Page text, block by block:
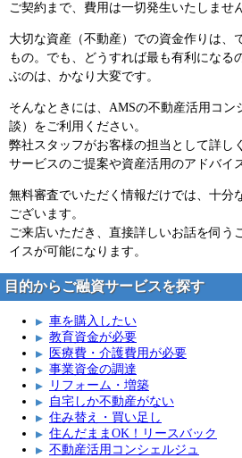
ご契約まで、費用は一切発生いたしませ
大切な資産（不動産）での資金作りは、
もの。でも、どうすれば最も有利になる
ぶのは、かなり大変です。
そんなときには、 AMSの不動産活用コン
談） をご利用ください。
弊社スタッフがお客様の担当として詳し
サービスのご提案や資産活用のアドバイ
無料審査でいただく情報だけでは、十分
ございます。
ご来店いただき、直接詳しいお話を伺う
イスが可能になります。
目的からご融資サービスを探す
車を購入したい
教育資金が必要
医療費・介護費用が必要
事業資金の調達
リフォーム・増築
自宅しか不動産がない
住み替え・買い足し
住んだままOK！リースバック
不動産活用コンシェルジュ